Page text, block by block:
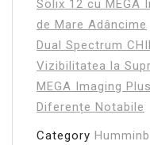
Solix 12 cu MEGA
de Mare Adâncime
Dual Spectrum
Vizibilitatea la
MEGA Imaging
Diferențe Notabile
Category